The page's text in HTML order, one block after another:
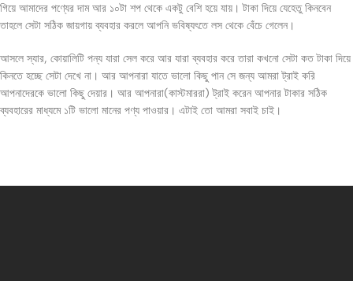
গিয়ে আমাদের পণ্যের দাম আর ১০টা শপ থেকে একটু বেশি হয়ে যায়। টাকা দিয়ে যেহেতু কিনবেন
তাহলে সেটা সঠিক জায়গায় ব্যবহার করলে আপনি ভবিষ্যৎতে লস থেকে বেঁচে গেলেন।
আসলে স্যার, কোয়ালিটি পন্য যারা সেল করে আর যারা ব্যবহার করে তারা কখনো সেটা কত টাকা দিয়ে
কিনতে হচ্ছে সেটা দেখে না। আর আপনারা যাতে ভালো কিছু পান সে জন্য আমরা ট্রাই করি
আপনাদেরকে ভালো কিছু দেয়ার। আর আপনারা(কাস্টমাররা) ট্রাই করেন আপনার টাকার সঠিক
ব্যবহারের মাধ্যমে ১টি ভালো মানের পণ্য পাওয়ার। এটাই তো আমরা সবাই চাই।